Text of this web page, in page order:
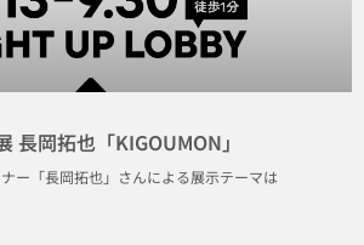
長岡拓也「KIGOUMON」
ー「長岡拓也」さんによる展示テーマは